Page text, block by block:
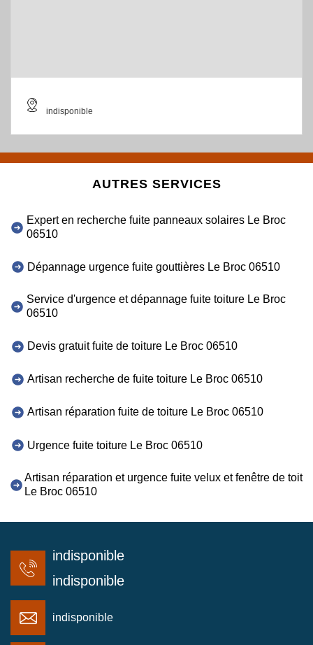
indisponible
AUTRES SERVICES
Expert en recherche fuite panneaux solaires Le Broc
06510
Dépannage urgence fuite gouttières Le Broc 06510
Service d'urgence et dépannage fuite toiture Le Broc
06510
Devis gratuit fuite de toiture Le Broc 06510
Artisan recherche de fuite toiture Le Broc 06510
Artisan réparation fuite de toiture Le Broc 06510
Urgence fuite toiture Le Broc 06510
Artisan réparation et urgence fuite velux et fenêtre de toit
Le Broc 06510
indisponible
indisponible
indisponible